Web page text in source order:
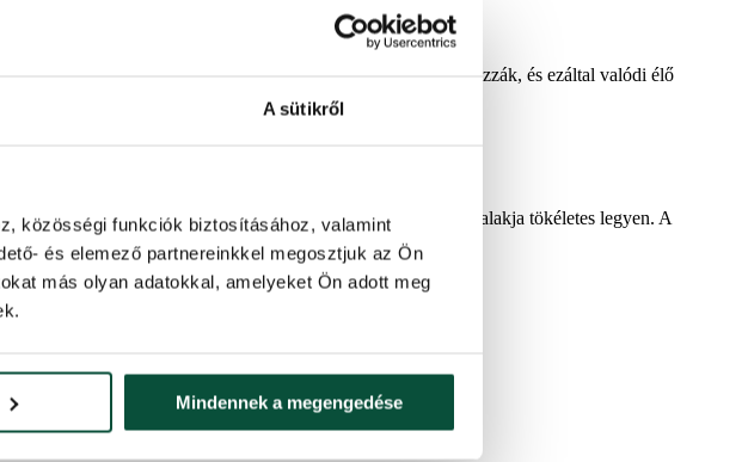
A sütikről
közösségi funkciók biztosításához, valamint
és elemező partnereinkkel megosztjuk az Ön
más olyan adatokkal, amelyeket Ön adott meg
Mindennek a megengedése
A kinyúló hosszabb és a mélyebben lévő rövid ágak formázzák, és ezáltal valódi élő
PVC tűlevelek egészítik ki.
autentikusságát.
és egyenletesen lesznek szétterítve, hogy a műfenyő alakja tökéletes legyen. A